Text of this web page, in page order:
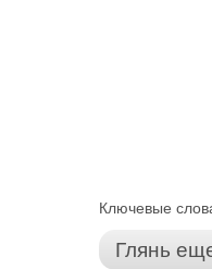
Ключевые
Глянь